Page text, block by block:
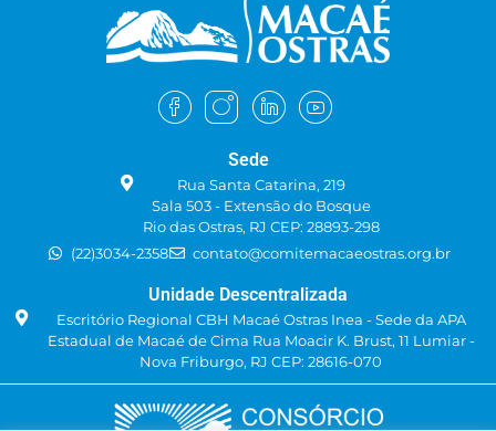
Sede
Rua Santa Catarina, 219
Sala 503 - Extensão do Bosque
Rio das Ostras, RJ CEP: 28893-298
(22)3034-2358
contato@comitemacaeostras.org.br
Unidade Descentralizada
Escritório Regional CBH Macaé Ostras Inea - Sede da APA
Estadual de Macaé de Cima Rua Moacir K. Brust, 11 Lumiar -
Nova Friburgo, RJ CEP: 28616-070